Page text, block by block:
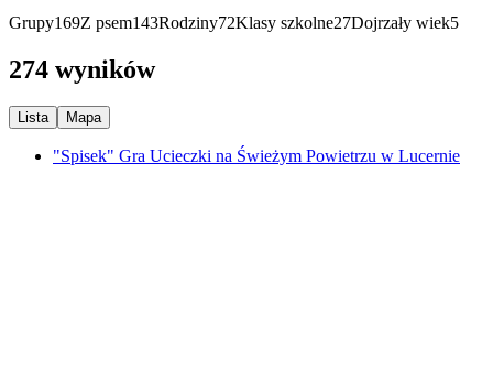
Grupy169Z psem143Rodziny72Klasy szkolne27Dojrzały wiek5
274 wyników
Lista Mapa
"Spisek" Gra Ucieczki na Świeżym Powietrzu w Lucernie